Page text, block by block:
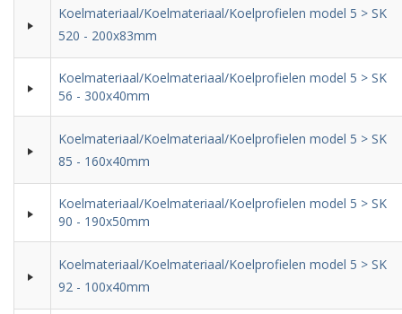
Koelmateriaal/Koelmateriaal/Koelprofielen model 5 > SK
520 - 200x83mm
Koelmateriaal/Koelmateriaal/Koelprofielen model 5 > SK
56 - 300x40mm
Koelmateriaal/Koelmateriaal/Koelprofielen model 5 > SK
85 - 160x40mm
Koelmateriaal/Koelmateriaal/Koelprofielen model 5 > SK
90 - 190x50mm
Koelmateriaal/Koelmateriaal/Koelprofielen model 5 > SK
92 - 100x40mm